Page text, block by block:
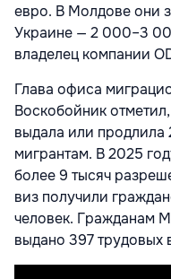
евро. В Молдове они
Украине — 2 000–3
владелец компании
Глава офиса
Воскобойник
выдала или продлила
мигрантам. В 2025
более 9 тысяч
виз получили
человек. Гражданам
выдано 397 трудовых